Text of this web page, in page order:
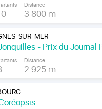
Distance
3 800 m
SUR-MER
- Prix du Journal
Distance
2 925 m